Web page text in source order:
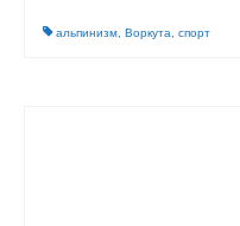
альпинизм Воркута спорт